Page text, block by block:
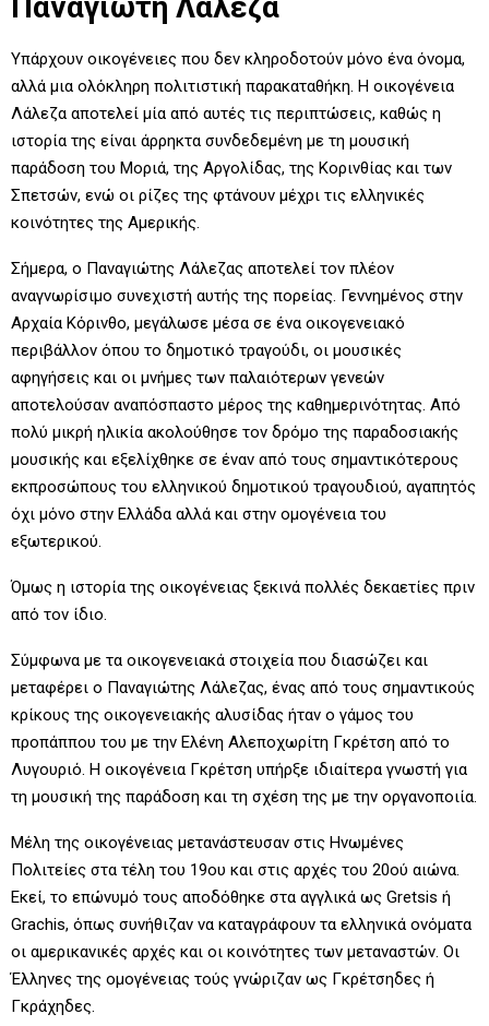
Υπάρχουν οικογένειες που δεν κληροδοτούν μόνο ένα όνομα,
αλλά μια ολόκληρη πολιτιστική παρακαταθήκη. Η οικογένεια
Λάλεζα αποτελεί μία από αυτές τις περιπτώσεις, καθώς η
ιστορία της είναι άρρηκτα συνδεδεμένη με τη μουσική
παράδοση του Μοριά, της Αργολίδας, της Κορινθίας και των
Σπετσών, ενώ οι ρίζες της φτάνουν μέχρι τις ελληνικές
κοινότητες της Αμερικής.
Σήμερα, ο Παναγιώτης Λάλεζας αποτελεί τον πλέον
αναγνωρίσιμο συνεχιστή αυτής της πορείας. Γεννημένος στην
Αρχαία Κόρινθο, μεγάλωσε μέσα σε ένα οικογενειακό
περιβάλλον όπου το δημοτικό τραγούδι, οι μουσικές
αφηγήσεις και οι μνήμες των παλαιότερων γενεών
αποτελούσαν αναπόσπαστο μέρος της καθημερινότητας. Από
πολύ μικρή ηλικία ακολούθησε τον δρόμο της παραδοσιακής
μουσικής και εξελίχθηκε σε έναν από τους σημαντικότερους
εκπροσώπους του ελληνικού δημοτικού τραγουδιού, αγαπητός
όχι μόνο στην Ελλάδα αλλά και στην ομογένεια του
εξωτερικού.
Όμως η ιστορία της οικογένειας ξεκινά πολλές δεκαετίες πριν
από τον ίδιο.
Σύμφωνα με τα οικογενειακά στοιχεία που διασώζει και
μεταφέρει ο Παναγιώτης Λάλεζας, ένας από τους σημαντικούς
κρίκους της οικογενειακής αλυσίδας ήταν ο γάμος του
προπάππου του με την Ελένη Αλεποχωρίτη Γκρέτση από το
Λυγουριό. Η οικογένεια Γκρέτση υπήρξε ιδιαίτερα γνωστή για
τη μουσική της παράδοση και τη σχέση της με την οργανοποιία.
Μέλη της οικογένειας μετανάστευσαν στις Ηνωμένες
Πολιτείες στα τέλη του 19ου και στις αρχές του 20ού αιώνα.
Εκεί, το επώνυμό τους αποδόθηκε στα αγγλικά ως Gretsis ή
Grachis, όπως συνήθιζαν να καταγράφουν τα ελληνικά ονόματα
οι αμερικανικές αρχές και οι κοινότητες των μεταναστών. Οι
Έλληνες της ομογένειας τούς γνώριζαν ως Γκρέτσηδες ή
Γκράχηδες.